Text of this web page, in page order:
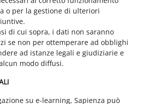
o per la gestione di ulteriori
di cui sopra, i dati non saranno
se non per ottemperare ad obblighi
ad istanze legali e giudiziarie e
modo diffusi.
su e-learning, Sapienza può